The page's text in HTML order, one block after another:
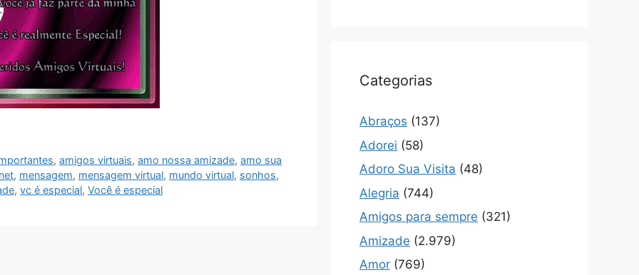
,amigos virtuais,amo nossa amizade,amo sua
, mensagem, mensagem virtual, mundo virtual, sonhos,
, vc é especial, Você é especial
Categorias
Abraços (137)
Adorei (58)
Adoro Sua Visita (48)
Alegria (744)
Amigos para sempre (321)
Amizade (2.979)
Amor (769)